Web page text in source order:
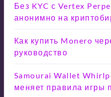
Без KYC с Vertex
анонимно на
Как купить Monero
руководство
Samourai Wallet
меняет правила игры